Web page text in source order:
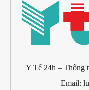
Y Tế 24h – Thông
Email: